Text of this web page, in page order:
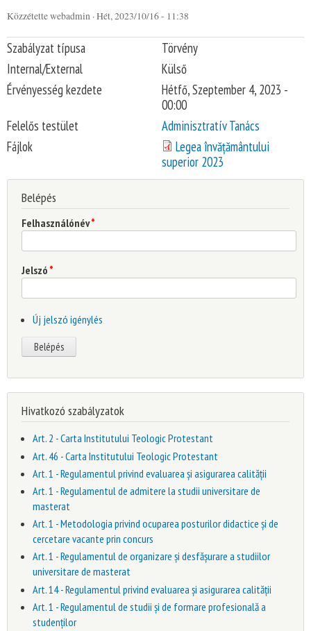
You are here
Közzétettewebadmin · Hét, 2023/10/16 - 11:38
Szabályzat típusa
Törvény
Internal/External
Külső
Érvényesség kezdete
Hétfő, Szeptember 4, 2023 -
00:00
Felelős testület
Adminisztratív Tanács
Fájlok
Legea învățământului
superior 2023
Belépés
Felhasználónév*
Jelszó *
Új jelszó igénylés
Hivatkozó szabályzatok
Art. 2 - Carta Institutului Teologic Protestant
Art. 46 - Carta Institutului Teologic Protestant
Art. 1 - Regulamentul privind evaluarea și asigurarea calității
Art. 1 - Regulamentul de admitere la studii universitare de
masterat
Art. 1 - Metodologia privind ocuparea posturilor didactice și de
cercetare vacante prin concurs
Art. 1 - Regulamentul de organizare și desfășurare a studiilor
universitare de masterat
Art. 14 - Regulamentul privind evaluarea și asigurarea calității
Art. 1 - Regulamentul de studii și de formare profesională a
studenților